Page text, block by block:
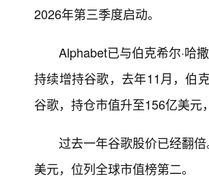
2026年第三季度启动。
Alphabet已与伯克希尔·哈
持续增持谷歌，去年11月，伯
谷歌，持仓市值升至156亿美元
过去一年谷歌股价已经翻
美元，位列全球市值榜第二。